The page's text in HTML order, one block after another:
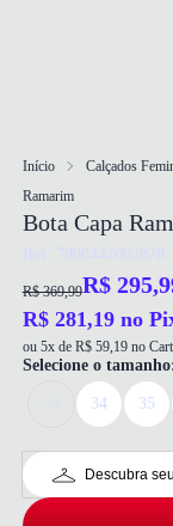
Início Calçados
Ramarim
Bota Capa
Ref: 7900447002878
R$ 369,99R$
R$ 281,19 no
ou 5x de R$ 59,19 no
Selecione o
34 35
Descubra